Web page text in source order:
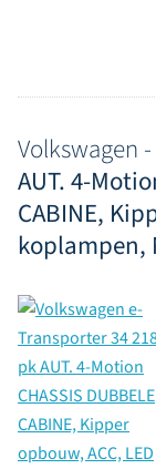
Volkswagen -
AUT. 4-
CABINE,
koplampen,